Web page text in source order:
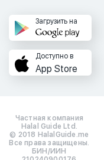
Загрузить на
Доступно в
App Store
Частная компания
Halal Guide Ltd.
© 2018 HalalGuide.me
Все права защищены.
БИН/ИИН